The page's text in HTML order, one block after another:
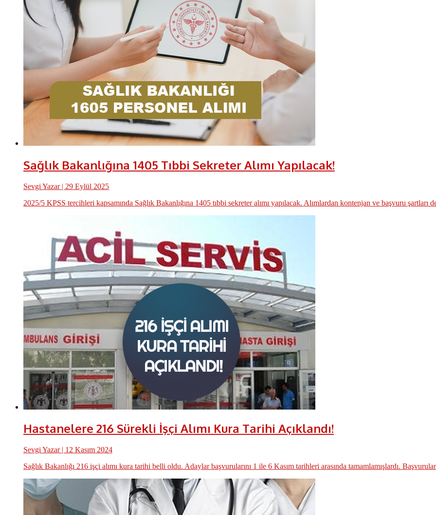
Sağlık Bakanlığına 1405 Tıbbi Sekreter Alımı Yapılacak!
Sevgi Yazar| 29 Eylül 2025
2025/5 KPSS tercihleri kapsamında Sağlık Bakanlığına 1405 tıbbi sekreter alımı yapılacak. Alımlardan kontenjan ve başvuru şartları
Hastanelere 216 Sürekli İşçi Alımı Kura Tarihi Açıklandı!
Sevgi Yazar| 12 Kasım 2024
Sağlık Bakanlığı 216 işçi alımı kura tarihi belli oldu. Adaylar başvurularını 1 ile 6 Kasım tarihleri arasında tamamlamışlardı.